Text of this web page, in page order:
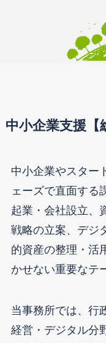
中小企業支援【
中小企業やスター
ェーズで直面する
起業・会社設立、
戦略の立案、デジ
的資産の整理・活
かせない重要なテ
当事務所では、行
経営・デジタル分